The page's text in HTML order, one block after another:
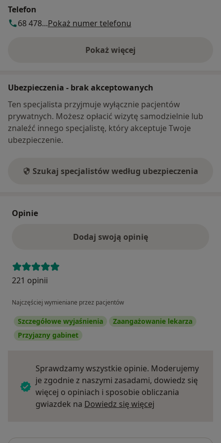
Telefon
68 478...Pokaż numer telefonu
Pokaż więcej
o adresie
Ubezpieczenia - brak akceptowanych
Ten specjalista przyjmuje wyłącznie pacjentów
prywatnych. Możesz opłacić wizytę samodzielnie lub
znaleźć innego specjalistę, który akceptuje Twoje
ubezpieczenie.
Szukaj specjalistów według ubezpieczenia
Opinie
Dodaj swoją opinię
221 opinii
Najczęściej wymieniane przez pacjentów
Szczegółowe wyjaśnienia
Zaangażowanie lekarza
Przyjazny gabinet
Sprawdzamy wszystkie opinie. Moderujemy
je zgodnie z naszymi zasadami, dowiedz się
więcej o opiniach i sposobie obliczania
gwiazdek na Dowiedz się więcej